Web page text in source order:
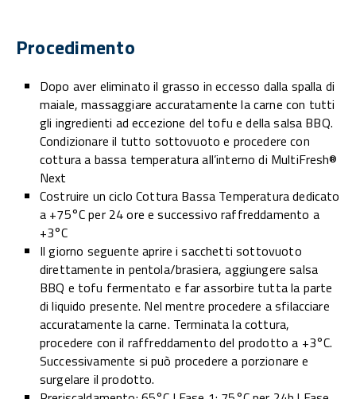
Procedimento
Dopo aver eliminato il grasso in eccesso dalla spalla di
maiale, massaggiare accuratamente la carne con tutti
gli ingredienti ad eccezione del tofu e della salsa BBQ.
Condizionare il tutto sottovuoto e procedere con
cottura a bassa temperatura all’interno di MultiFresh®
Next
Costruire un ciclo Cottura Bassa Temperatura dedicato
a +75°C per 24 ore e successivo raffreddamento a
+3°C
Il giorno seguente aprire i sacchetti sottovuoto
direttamente in pentola/brasiera, aggiungere salsa
BBQ e tofu fermentato e far assorbire tutta la parte
di liquido presente. Nel mentre procedere a sfilacciare
accuratamente la carne. Terminata la cottura,
procedere con il raffreddamento del prodotto a +3°C.
Successivamente si può procedere a porzionare e
surgelare il prodotto.